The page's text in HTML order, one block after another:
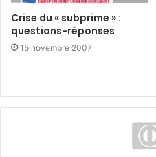
Crise du « subprime » :
questions-réponses
15 novembre 2007